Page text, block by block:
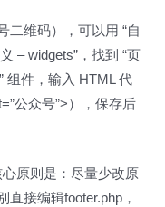
二维码），可以用 “自
– widgets”，找到 “页
组件，输入 HTML 代
公众号”>），保存后
心原则是：尽量少改原
接编辑footer.php，